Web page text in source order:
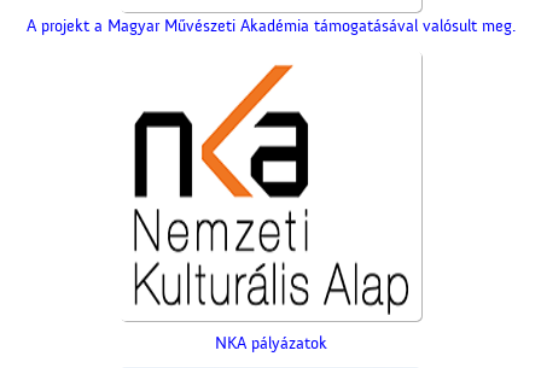
A projekt a Magyar Művészeti Akadémia támogatásával valósult meg.
NKA pályázatok
A ceglédi vasútállomás